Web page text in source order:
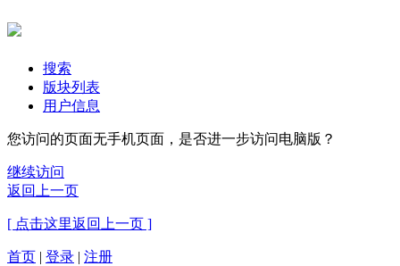
搜索
版块列表
用户信息
您访问的页面无手机页面，是否进一步访问电脑版？
继续访问
返回上一页
[ 点击这里返回上一页 ]
首页 | 登录 | 注册